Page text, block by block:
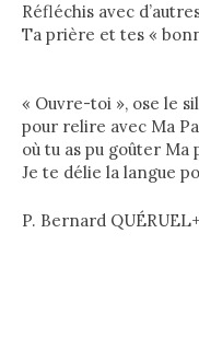
Réfléchis avec
Ta prière et tes «
« Ouvre-toi », ose le
pour relire avec Ma
où tu as pu goûter Ma
Je te délie la langue
P. Bernard QUÉRUEL+